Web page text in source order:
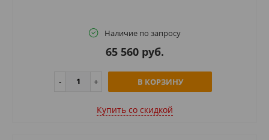
Наличие по запросу
65 560 руб.
В КОРЗИНУ
Купить cо скидкой